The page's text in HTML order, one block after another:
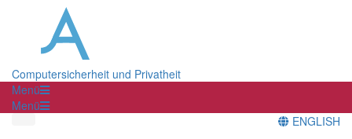
Computersicherheit und Privatheit
Menü
Menü
ENGLISH